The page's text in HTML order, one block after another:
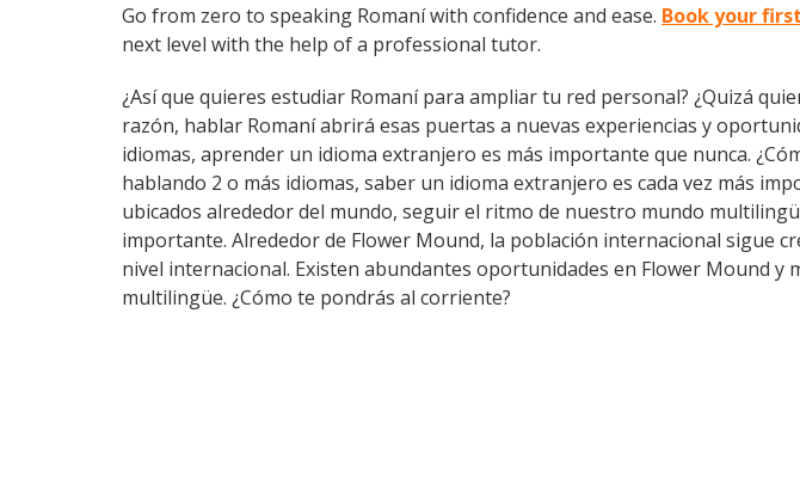
Go from zero to speaking Romaní with confidence and ease. Book your
next level with the help of a professional tutor.
¿Así que quieres estudiar Romaní para ampliar tu red personal? ¿Quizá
razón, hablar Romaní abrirá esas puertas a nuevas experiencias y
idiomas, aprender un idioma extranjero es más importante que nunca.
hablando 2 o más idiomas, saber un idioma extranjero es cada vez más
ubicados alrededor del mundo, seguir el ritmo de nuestro mundo
importante. Alrededor de Flower Mound, la población internacional sigue
nivel internacional. Existen abundantes oportunidades en Flower Mound
multilingüe. ¿Cómo te pondrás al corriente?